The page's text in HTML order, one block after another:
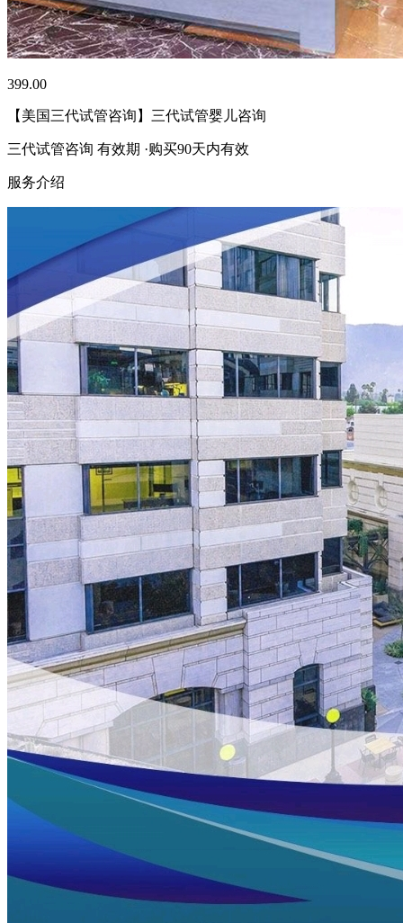
399.00
【美国三代试管咨询】三代试管婴儿咨询
三代试管咨询 有效期 ·购买90天内有效
服务介绍